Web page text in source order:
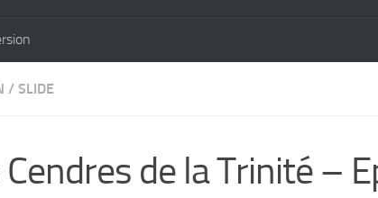
/ SLIDE
Cendres de la Trinité –